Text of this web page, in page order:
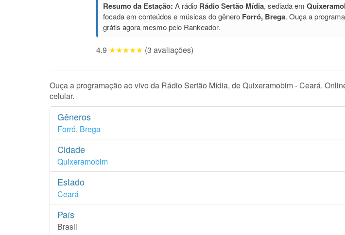
Resumo da Estação: A rádio Rádio Sertão Mídia, sediada em
focada em conteúdos e músicas do gênero Forró, Brega. Ouça a
grátis agora mesmo pelo Rankeador.
4.9 ★★★★★ (3 avaliações)
Ouça a programação ao vivo da Rádio Sertão Mídia, de Quixeramobim - Ceará.
celular.
Gêneros
Forró, Brega
Cidade
Quixeramobim
Estado
Ceará
País
Brasil